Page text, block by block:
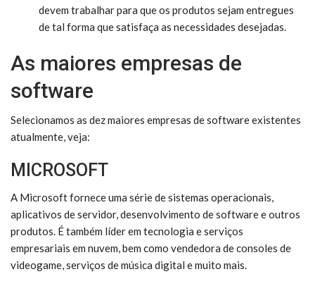
devem trabalhar para que os produtos sejam entregues
de tal forma que satisfaça as necessidades desejadas.
As maiores empresas de
software
Selecionamos as dez maiores empresas de software existentes
atualmente, veja:
MICROSOFT
A Microsoft fornece uma série de sistemas operacionais,
aplicativos de servidor, desenvolvimento de software e outros
produtos. É também líder em tecnologia e serviços
empresariais em nuvem, bem como vendedora de consoles de
videogame, serviços de música digital e muito mais.